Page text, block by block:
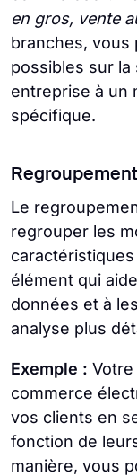
en gros, vente
branches, vous
possibles sur
entreprise à un
spécifique.
Regroupement
Le
regrouper les
élément qui
données et à
analyse plus
Exemple :
commerce
vos clients en
fonction de
manière, vous